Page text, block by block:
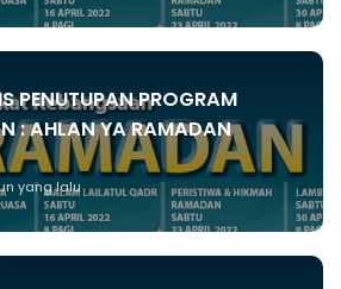
PENUTUPAN PROGRAM
: AHLAN YA RAMADAN
yang lalu